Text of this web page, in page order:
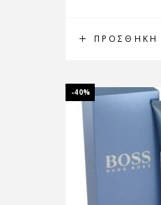
ΠΡΟΣΘΉΚΗ
-40%